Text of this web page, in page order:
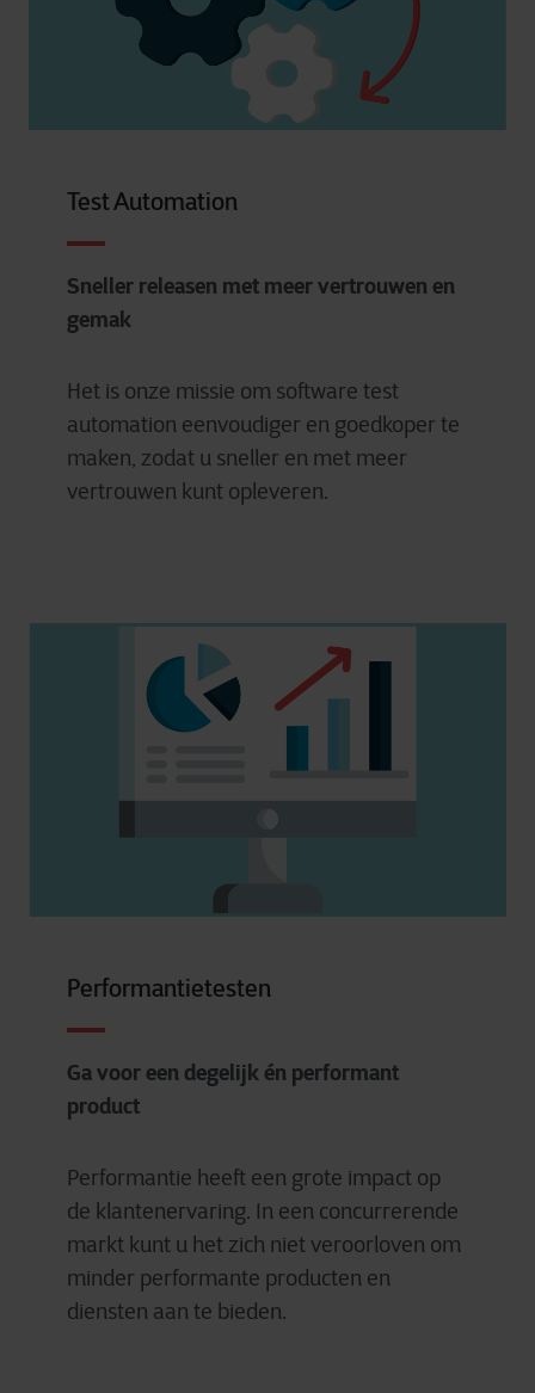
Test Automation
Sneller releasen met meer vertrouwen en
gemak
Het is onze missie om software test
automation eenvoudiger en goedkoper te
maken, zodat u sneller en met meer
vertrouwen kunt opleveren.
Performantietesten
Ga voor een degelijk én performant
product
Performantie heeft een grote impact op
de klantenervaring. In een concurrerende
markt kunt u het zich niet veroorloven om
minder performante producten en
diensten aan te bieden.